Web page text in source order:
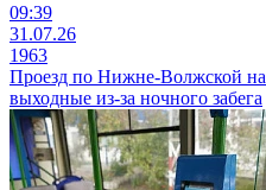
09:39
31.07.26
1963
Проезд по Нижне-Волжской
выходные из-за ночного забега